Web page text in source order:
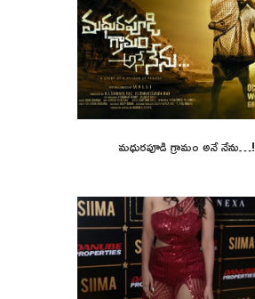
మధురపూడి గ్రామం అనే నేను…!